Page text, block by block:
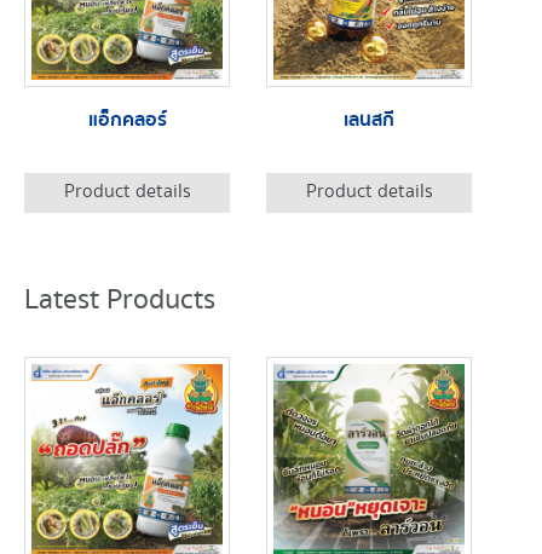
แอ็กคลอร์
Product details
เลนสกี
Product details
Latest Products